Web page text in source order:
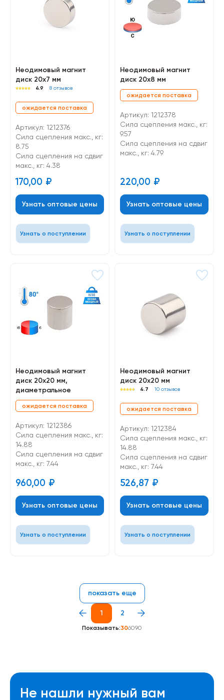
Неодимовый магнит
диск 20х7 мм
4.9 8 отзывов
ожидается поставка
Артикул: 1212376
Сила сцепления макс., кг:
8.75
Cила сцепления на сдвиг
макс., кг: 4.38
170,00 ₽
Узнать оптовые цены
Узнать о поступлении
Неодимовый магнит
диск 20х8 мм
ожидается поставка
Артикул: 1212378
Сила сцепления макс., кг:
9.57
Cила сцепления на сдвиг
макс., кг: 4.79
220,00 ₽
Узнать оптовые цены
Узнать о поступлении
Неодимовый магнит
диск 20х20 мм,
диаметральное
ожидается поставка
Артикул: 1212386
Сила сцепления макс., кг:
14.88
Cила сцепления на сдвиг
макс., кг: 7.44
960,00 ₽
Узнать оптовые цены
Узнать о поступлении
Неодимовый магнит
диск 20х20 мм
4.7 10 отзывов
ожидается поставка
Артикул: 1212384
Сила сцепления макс., кг:
14.88
Cила сцепления на сдвиг
макс., кг: 7.44
526,87 ₽
Узнать оптовые цены
Узнать о поступлении
показать еще
1 2
Показывать:306090
Не нашли нужный вам